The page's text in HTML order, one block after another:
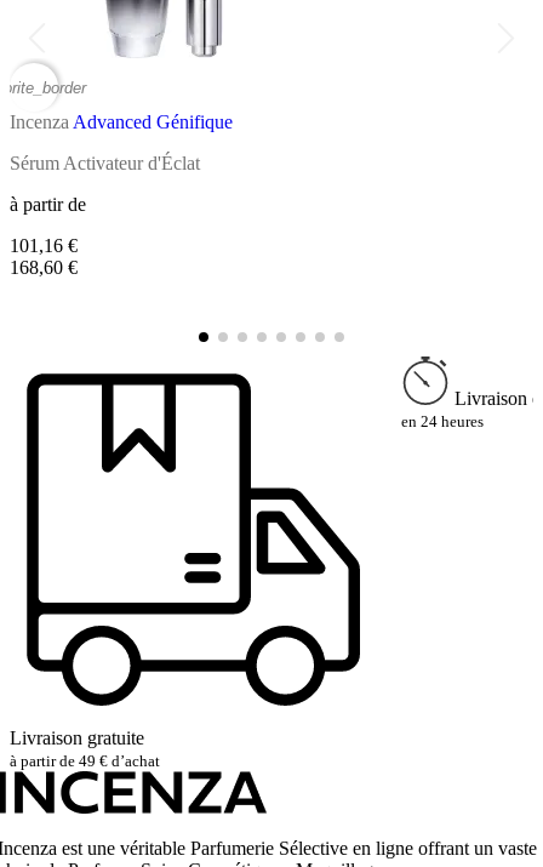
Incenza Advanced Génifique
Sérum Activateur d'Éclat
à partir de
101,16 €
168,60 €
Livraison gratuite
à partir de 49 € d’achat
Livraison
en 24 heures
est une véritable Parfumerie Sélective en ligne offrant un vaste